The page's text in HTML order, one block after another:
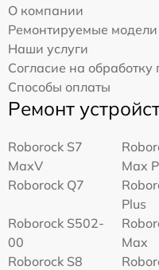
О компании
Ремонтируемые модели
Наши услуги
Согласие на
Способы оплаты
Ремонт
Roborock S7
MaxV
Max
Roborock Q7
Plus
Roborock S502-
00
Max
Roborock S8